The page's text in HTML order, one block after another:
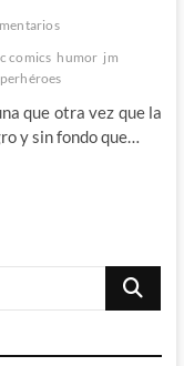
comics humor jm
que otra vez que la
y sin fondo que…
Buscar